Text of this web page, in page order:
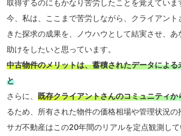
取得するのにもかなり苦労したことを覚えていま
今、私は、ここまで苦労しながら、クライアント
きた探求の成果を、ノウハウとして結実させ、
助けをしたいと思っています。
中古物件のメリットは、蓄積されたデータによ
と
さらに、既存クライアントさんのコミュニティ
るため、所有された物件の価格相場や管理状況
サガ不動産はこの20年間のリアルを定点観測して